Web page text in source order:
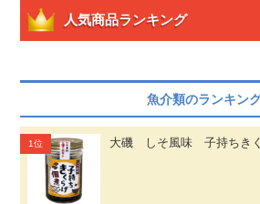
人気商品ランキング
魚介類のランキン
大磯 しそ風味 子持ちきく